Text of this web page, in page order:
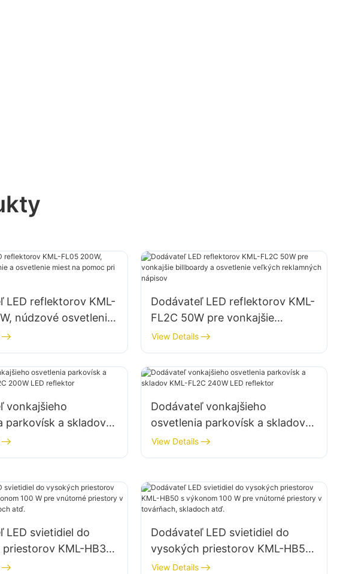
LED reflektorov KML-
núdzové osvetlenie
miest na pomoc pri
Dodávateľ LED reflektorov KML-
FL2C 50W pre vonkajšie
billboardy a osvetlenie veľkých
reklamných nápisov
View Details
vonkajšieho
parkovísk a skladov
200W LED reflektor
Dodávateľ vonkajšieho
osvetlenia parkovísk a skladov
KML-FL2C 240W LED reflektor
View Details
LED svietidiel do
KML-HB30
100 W pre vnútorné
Dodávateľ LED svietidiel do
vysokých priestorov KML-HB50
s výkonom 100 W pre vnútorné
View Details